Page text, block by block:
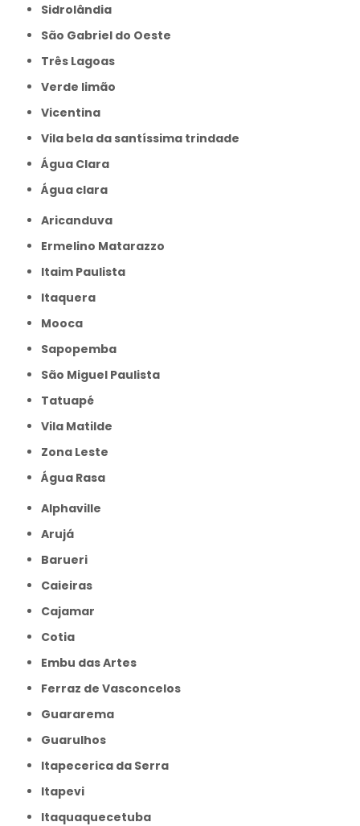
Sidrolândia
São Gabriel do Oeste
Três Lagoas
Verde limão
Vicentina
Vila bela da santíssima trindade
Água Clara
Água clara
Aricanduva
Ermelino Matarazzo
Itaim Paulista
Itaquera
Mooca
Sapopemba
São Miguel Paulista
Tatuapé
Vila Matilde
Zona Leste
Água Rasa
Alphaville
Arujá
Barueri
Caieiras
Cajamar
Cotia
Embu das Artes
Ferraz de Vasconcelos
Guararema
Guarulhos
Itapecerica da Serra
Itapevi
Itaquaquecetuba